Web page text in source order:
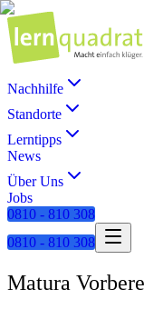
Nachhilfe
Standorte
Lerntipps
News
Über Uns
Jobs
0810 - 810 308
0810 - 810 308
Matura